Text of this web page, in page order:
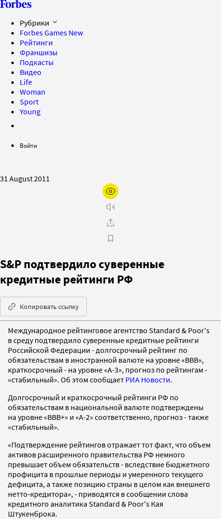
Рубрики
Forbes Games New
Рейтинги
Франшизы
Подкасты
Видео
Life
Woman
Sport
Young
Войти
31 August 2011
S&P подтвердило суверенные
кредитные рейтинги РФ
Копировать ссылку
Международное рейтинговое агентство Standard & Poor's
в среду подтвердило суверенные кредитные рейтинги
Российской Федерации - долгосрочный рейтинг по
обязательствам в иностранной валюте на уровне «BBB»,
краткосрочный - на уровне «A-3», прогноз по рейтингам -
«стабильный». Об этом сообщает РИА Новости.
Долгосрочный и краткосрочный рейтинги РФ по
обязательствам в национальной валюте подтверждены
на уровне «BBB+» и «A-2» соответственно, прогноз - также
«стабильный».
«Подтверждение рейтингов отражает тот факт, что объем
активов расширенного правительства РФ немного
превышает объем обязательств - вследствие бюджетного
профицита в прошлые периоды и умеренного текущего
дефицита, а также позицию страны в целом как внешнего
нетто-кредитора», - приводятся в сообщении слова
кредитного аналитика Standard & Poor's Кая
Штукенброка.